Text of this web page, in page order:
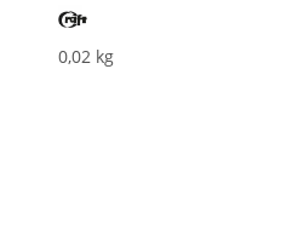
0,02 kg